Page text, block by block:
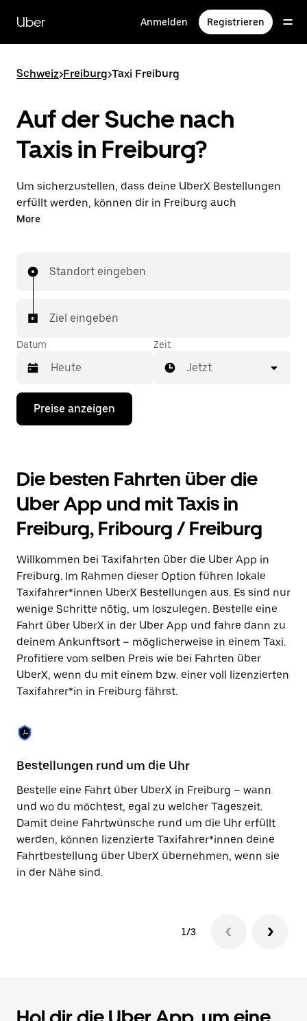
zum
Hauptinhalt
Uber Anmelden Registrieren
Schweiz>Freiburg>Taxi Freiburg
Auf der Suche nach
Taxis in Freiburg?
Um sicherzustellen, dass deine UberX Bestellungen
erfüllt werden, können dir in Freiburg auch
lizenzierte Taxifahrer*innen zugewiesen werden. In
Preise, die du von UberX kennst, während du mit
In einigen Städten der Schweiz kannst du in der
Uber App gezielt ein Taxi bestellen, wenn du sicher
sein möchtest, dass dir ein Taxi für deine Fahrt
zugewiesen wird.
More
Standort eingeben
Ziel eingeben
Datum
Drücke
Nach-
mit
dem
Kalender
zu
interagieren
und
Datum
auszuwählen.
Drücke
die
Escape-
Taste,
um
den
Kalender
zu
schließen.
Zeit
Jetzt
Preise anzeigen
Die besten Fahrten über die
Uber App und mit Taxis in
Freiburg, Fribourg / Freiburg
Willkommen bei Taxifahrten über die Uber App in
Freiburg. Im Rahmen dieser Option führen lokale
Taxifahrer*innen UberX Bestellungen aus. Es sind nur
wenige Schritte nötig, um loszulegen. Bestelle eine
Fahrt über UberX in der Uber App und fahre dann zu
deinem Ankunftsort – möglicherweise in einem Taxi.
Profitiere vom selben Preis wie bei Fahrten über
UberX, wenn du mit einem bzw. einer voll lizenzierten
Taxifahrer*in in Freiburg fährst.
Bestellungen rund um die Uhr
Bestelle eine Fahrt über UberX in Freiburg – wann
und wo du möchtest, egal zu welcher Tageszeit.
Damit deine Fahrtwünsche rund um die Uhr erfüllt
werden, können lizenzierte Taxifahrer*innen deine
Fahrtbestellung über UberX übernehmen, wenn sie
in der Nähe sind.
1/3